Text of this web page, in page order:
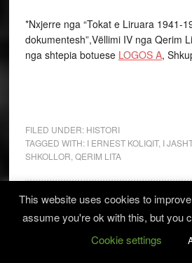
*Nxjerre nga “Tokat e Liruara 1941-
dokumentesh”,Vëllimi IV nga Qerim
nga shtepia botuese LOGOS A,
FILED UNDER: HISTORI
TAGGED WITH: I ERNEST KOLIQIT, I
SHKOLLOR QERIM LITA
Kur dibranët
kundër serbëve
This website uses cookies to
assume you're ok with this, but you
Cookie settings